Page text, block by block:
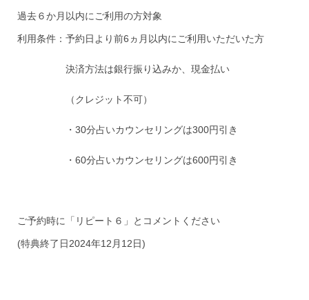
過去６か月以内にご利用の方対象
利用条件：予約日より前6ヵ月以内にご利用いただいた方
決済方法は銀行振り込みか、現金払い
（クレジット不可）
・30分占いカウンセリングは300円引き
・60分占いカウンセリングは600円引き
ご予約時に「リピート６」とコメントください
(特典終了日2024年12月12日)